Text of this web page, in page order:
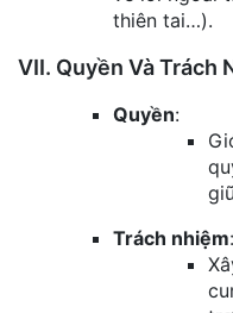
thiên tai…).
VII. Quyền Và Trách
Quyền:
Trách nhiệm: